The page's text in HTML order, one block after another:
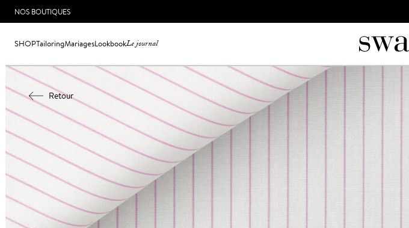
NOS BOUTIQUES
SHOPTailoringMariagesLookbookLe journal
Retour